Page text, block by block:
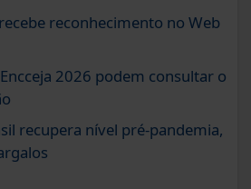
reconhecimento no Web
2026 podem consultar o
recupera nível pré-pandemia,